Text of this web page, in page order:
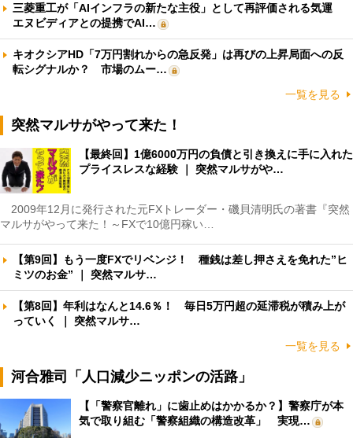
三菱重工が「AIインフラの新たな主役」として再評価される気運
エヌビディアとの提携でAI…
キオクシアHD「7万円割れからの急反発」は再びの上昇局面への反
転シグナルか？ 市場のムー…
一覧を見る
突然マルサがやって来た！
【最終回】1億6000万円の負債と引き換えに手に入れた
プライスレスな経験 ｜ 突然マルサがや…
2009年12月に発行された元FXトレーダー・磯貝清明氏の著書『突然
マルサがやって来た！～FXで10億円稼い…
【第9回】もう一度FXでリベンジ！ 種銭は差し押さえを免れた”ヒ
ミツのお金” ｜ 突然マルサ…
【第8回】年利はなんと14.6％！ 毎日5万円超の延滞税が積み上が
っていく ｜ 突然マルサ…
一覧を見る
河合雅司「人口減少ニッポンの活路」
【「警察官離れ」に歯止めはかかるか？】警察庁が本
気で取り組む「警察組織の構造改革」 実現…